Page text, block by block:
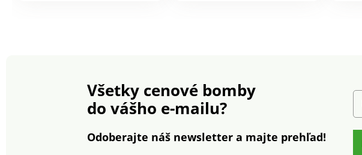
Všetky cenové bomby
do vášho e-mailu?
Odoberajte náš newsletter a majte prehľad!